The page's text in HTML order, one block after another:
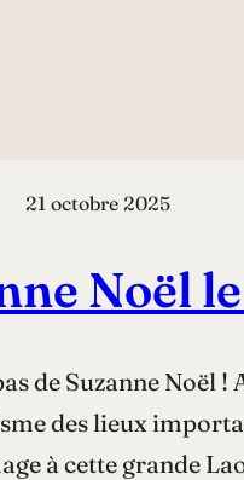
21 octobre 2025
Noël
de Suzanne Noël
des lieux
à cette grande